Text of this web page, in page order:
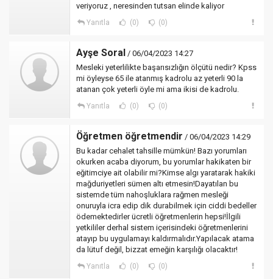
veriyoruz , neresinden tutsan elinde kaliyor
Yanıtla (0) (0)
Ayşe Soral / 06/04/2023 14:27
Mesleki yeterlilikte başarısızlığın ölçütü nedir? Kpss
mi öyleyse 65 ile atanmış kadrolu az yeterli 90 la
atanan çok yeterli öyle mi ama ikisi de kadrolu.
Yanıtla (0) (0)
Öğretmen öğretmendir / 06/04/2023 14:29
Bu kadar cehalet tahsille mümkün! Bazı yorumları
okurken acaba diyorum, bu yorumlar hakikaten bir
eğitimciye ait olabilir mi?Kimse algı yaratarak hakiki
mağduriyetleri sümen altı etmesin!Dayatılan bu
sistemde tüm nahoşluklara rağmen mesleği
onuruyla icra edip dik durabilmek için ciddi bedeller
ödemektedirler ücretli öğretmenlerin hepsi!İlgili
yetkililer derhal sistem içerisindeki öğretmenlerini
atayıp bu uygulamayı kaldırmalıdır.Yapılacak atama
da lütuf değil, bizzat emeğin karşılığı olacaktır!
Yanıtla (0) (0)